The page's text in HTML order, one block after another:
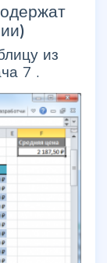
из
7 .